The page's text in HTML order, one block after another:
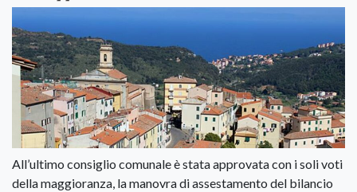
All’ultimo consiglio comunale è stata approvata con i soli voti
della maggioranza, la manovra di assestamento del bilancio